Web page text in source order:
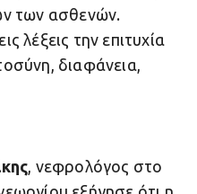
των ασθενών.
λέξεις την επιτυχία
διαφάνεια,
, νεφρολόγος στο